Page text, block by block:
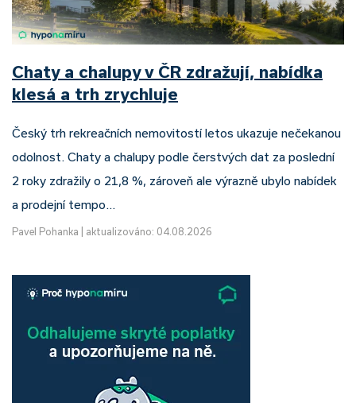
Chaty a chalupy v ČR zdražují, nabídka
klesá a trh zrychluje
Český trh rekreačních nemovitostí letos ukazuje nečekanou
odolnost. Chaty a chalupy podle čerstvých dat za poslední
2 roky zdražily o 21,8 %, zároveň ale výrazně ubylo nabídek
a prodejní tempo…
Pavel Pohanka aktualizováno: 04.08.2026